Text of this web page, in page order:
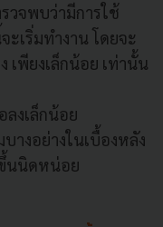
วจพบว่ามีการใช้
ะเริ่มทำงาน โดยจะ
เพียงเล็กน้อย เท่านั้น
ลงเล็กน้อย
างอย่างในเบื้องหลัง
นนิดหน่อย